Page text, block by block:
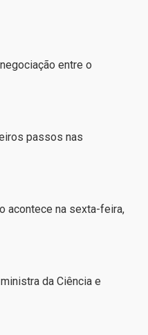
entre o
passos nas
acontece na sexta-feira,
da Ciência e